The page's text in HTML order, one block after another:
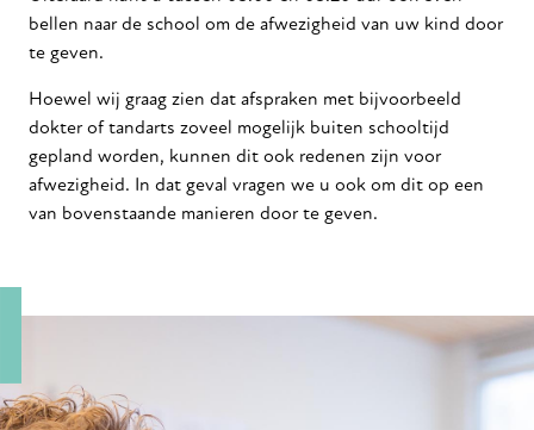
bellen naar de school om de afwezigheid van uw kind door
te geven.
Hoewel wij graag zien dat afspraken met bijvoorbeeld
dokter of tandarts zoveel mogelijk buiten schooltijd
gepland worden, kunnen dit ook redenen zijn voor
afwezigheid. In dat geval vragen we u ook om dit op een
van bovenstaande manieren door te geven.